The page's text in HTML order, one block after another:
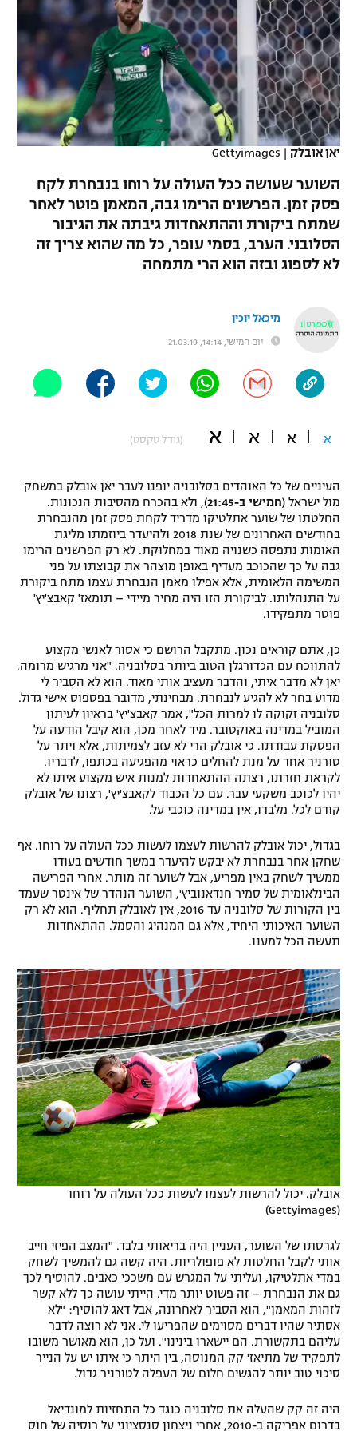
VOD
רץ ברשת
תוצאות
לוח שידורים
ברחבה
"מעל הליגה" – פודקאסט
"מחצית בשכונה" – פודקאסט
משתתפים וזוכים בפרסים
תקנון משתתפים וזוכים בפרסים
תקנון עבור פעילות אלקטרה
תקנון עבור פעילות ספורט 1 – "מרלן"
טניס
גיימינג E-Sports
תנאי שימוש
מדיניות פרטיות
תקנון פעילות ספורט 1
רשיון להקרנה פומבית לבית עסק
הצטרפות לחבילת הערוצים
לוח דרושים – ג'ובנט
תגיות
המגזין
נבחרת ישראל
מכבי חיפה
בית"ר ירושלים
מכבי תל אביב
הפועל חיפה
הפועל באר שבע
בני יהודה
ליגה ספרדית
ליגה איטלקית
ליגה צרפתית
ליגה הולנדית
ליגה טורקית
ליגה סינית
ליגה ברזילאית
כדורסל נשים
מכבי תל אביב
הפועל חולון
הפועל ירושלים
יורוליג
יורוקאפ
טניס
כדוריד
כדורעף
שחייה
ג'ודו
אגרוף
אופניים
ספורט מוטורי
פוטבול אמריקאי NFL
בייסבול MLB
ספורט אתגרי ואקסטרים
אומנויות לחימה
גיימינג E-Sports
יאן אובלק |
Gettyimages
השוער שעושה ככל העולה על רוחו בנבחרת לקח
פסק זמן. הפרשנים הרימו גבה, המאמן פוטר לאחר
שמתח ביקורת וההתאחדות גיבתה את הגיבור
הסלובני. הערב, בסמי עופר, כל מה שהוא צריך זה
לא לספוג ובזה הוא הרי מתמחה
מיכאל יוכין
יום חמישי, 14:14, 21.03.19
א א א א (גודל טקסט)
העיניים של כל האוהדים בסלובניה יופנו לעבר יאן אובלק במשחק
מול ישראל (חמישי ב-21:45
), ולא בהכרח מהסיבות הנכונות.
החלטתו של שוער אתלטיקו מדריד לקחת פסק זמן מהנבחרת
בחודשים האחרונים של שנת 2018 ולהיעדר ביוזמתו מליגת
האומות נתפסה כשנויה מאוד במחלוקת. לא רק הפרשנים הרימו
גבה על כך שהכוכב מעדיף באופן מוצהר את קבוצתו על פני
המשימה הלאומית, אלא אפילו מאמן הנבחרת עצמו מתח ביקורת
על התנהלותו. לביקורת הזו היה מחיר מיידי – תומאז' קאבצ'יץ'
פוטר מתפקידו.
כן, אתם קוראים נכון. מתקבל הרושם כי אסור לאנשי מקצוע
להתווכח עם הכדורגלן הטוב ביותר בסלובניה. "אני מרגיש מרומה.
יאן לא מדבר איתי, והדבר מעציב אותי מאוד. הוא לא הסביר לי
מדוע בחר לא להגיע לנבחרת. מבחינתי, מדובר בפספוס אישי גדול.
סלובניה זקוקה לו למרות הכל", אמר קאבצ'יץ' בראיון לעיתון
המוביל במדינה באוקטובר. מיד לאחר מכן, הוא קיבל הודעה על
הפסקת עבודתו. כי אובלק הרי לא עזב לצמיתות, אלא ויתר על
טורניר אחד על מנת להחלים כראוי מהפגיעה בכתפו, לדבריו.
לקראת חזרתו, רצתה ההתאחדות למנות איש מקצוע איתו לא
יהיו לכוכב משקעי עבר. עם כל הכבוד לקאבצ'יץ', רצונו של אובלק
קודם לכל. מלבדו, אין במדינה כוכבי על.
בגדול, יכול אובלק להרשות לעצמו לעשות ככל העולה על רוחו. אף
שחקן אחר בנבחרת לא יבקש להיעדר במשך חודשים בעודו
ממשיך לשחק באין מפריע, אבל לשוער זה מותר. אחרי הפרישה
הבינלאומית של סמיר חנדאנוביץ', השוער הנהדר של אינטר שעמד
בין הקורות של סלובניה עד 2016, אין לאובלק תחליף. הוא לא רק
השוער האיכותי היחיד, אלא גם המנהיג והסמל. ההתאחדות
תעשה הכל למענו.
אובלק. יכול להרשות לעצמו לעשות ככל העולה על רוחו
(Gettyimages)
לגרסתו של השוער, העניין היה בריאותי בלבד. "המצב הפיזי חייב
אותי לקבל החלטות לא פופולריות. היה קשה גם להמשיך לשחק
במדי אתלטיקו, ועליתי על המגרש עם משככי כאבים. להוסיף לכך
גם את הנבחרת – זה פשוט יותר מדי. הייתי עושה כך ללא קשר
לזהות המאמן", הוא הסביר לאחרונה, אבל דאג להוסיף: "לא
אסתיר שהיו דברים מסוימים שהפריעו לי. אני לא רוצה לדבר
עליהם בתקשורת. הם יישארו בינינו". ועל כן, הוא מאושר משובו
לתפקיד של מתיאז' קק המנוסה, בין היתר כי איתו יש על הנייר
סיכוי טוב יותר להגשים חלום של העפלה לטורניר גדול.
היה זה קק שהעלה את סלובניה כנגד כל התחזיות למונדיאל
בדרום אפריקה ב-2010, אחרי ניצחון סנסציוני על רוסיה של חוס